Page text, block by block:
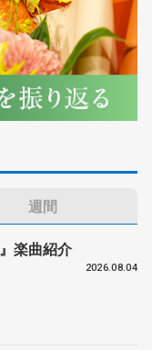
週間
楽曲紹介
2026.08.04